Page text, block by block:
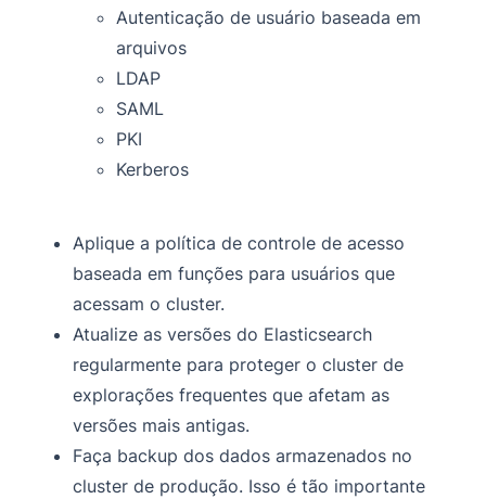
Autenticação de usuário baseada em
arquivos
LDAP
SAML
PKI
Kerberos
Aplique a política de controle de acesso
baseada em funções para usuários que
acessam o cluster.
Atualize as versões do Elasticsearch
regularmente para proteger o cluster de
explorações frequentes que afetam as
versões mais antigas.
Faça backup dos dados armazenados no
cluster de produção. Isso é tão importante